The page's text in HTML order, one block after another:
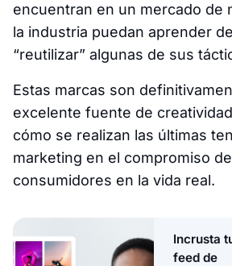
encuentran en un mercado de
la industria puedan aprender
“reutilizar” algunas de sus
Estas marcas son
excelente fuente de
cómo se realizan las últimas
marketing en el compromiso
consumidores en la vida real.
Incrusta
feed de